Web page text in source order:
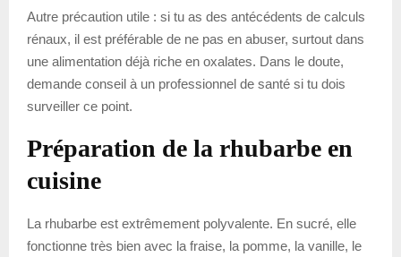
Autre précaution utile : si tu as des antécédents de calculs
rénaux, il est préférable de ne pas en abuser, surtout dans
une alimentation déjà riche en oxalates. Dans le doute,
demande conseil à un professionnel de santé si tu dois
surveiller ce point.
Préparation de la rhubarbe en
cuisine
La rhubarbe est extrêmement polyvalente. En sucré, elle
fonctionne très bien avec la fraise, la pomme, la vanille, le